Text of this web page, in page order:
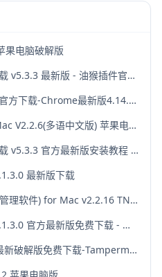
果电脑破解版
Tampermonkey电脑版下载 v5.3.3 最新版 - 油猴插件官方中文版安装教程
Tampermonkey油猴扩展官方下载-Chrome最新版4.14.6144免费获取
LunarCal(农历日历) for Mac V2.2.6(多语中文版) 苹果电脑版
Tampermonkey电脑版下载 v5.3.3 官方最新版安装教程 - 油猴插件免费下载
最新版下载
Cardhop(苹果电脑通讯录管理软件) for Mac v2.2.16 TNT免费版
油猴(Tampermonkey) 68.1.3.0 官方最新版免费下载 - 浏览器脚本管理器
油猴32位 v66.2.1.0 官方最新破解版免费下载-Tampermonkey中文插件